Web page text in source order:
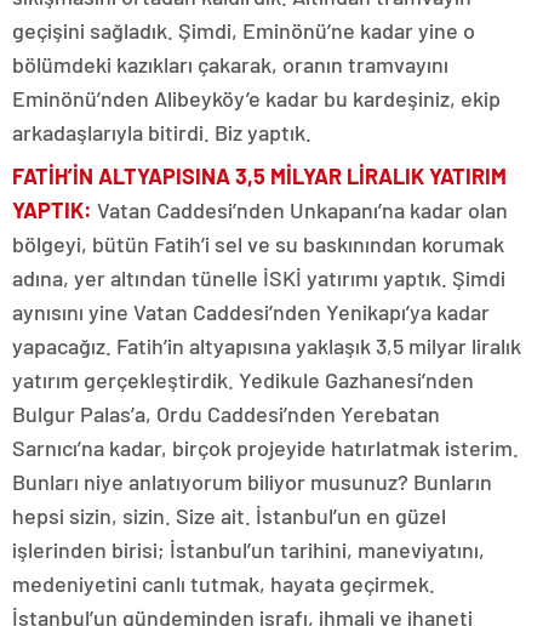
geçişini sağladık. Şimdi, Eminönü’ne kadar yine o
bölümdeki kazıkları çakarak, oranın tramvayını
Eminönü’nden Alibeyköy’e kadar bu kardeşiniz, ekip
arkadaşlarıyla bitirdi. Biz yaptık.
FATİH’İN ALTYAPISINA 3,5 MİLYAR LİRALIK YATIRIM
YAPTIK: Vatan Caddesi’nden Unkapanı’na kadar olan
bölgeyi, bütün Fatih’i sel ve su baskınından korumak
adına, yer altından tünelle İSKİ yatırımı yaptık. Şimdi
aynısını yine Vatan Caddesi’nden Yenikapı’ya kadar
yapacağız. Fatih’in altyapısına yaklaşık 3,5 milyar liralık
yatırım gerçekleştirdik. Yedikule Gazhanesi’nden
Bulgur Palas’a, Ordu Caddesi’nden Yerebatan
Sarnıcı’na kadar, birçok projeyide hatırlatmak isterim.
Bunları niye anlatıyorum biliyor musunuz? Bunların
hepsi sizin, sizin. Size ait. İstanbul’un en güzel
işlerinden birisi; İstanbul’un tarihini, maneviyatını,
medeniyetini canlı tutmak, hayata geçirmek.
İstanbul’un gündeminden israfı, ihmali ve ihaneti